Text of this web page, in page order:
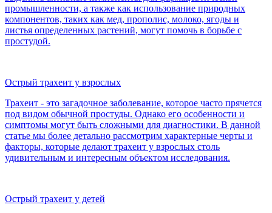
промышленности, а также как использование природных
компонентов, таких как мед, прополис, молоко, ягоды и
листья определенных растений, могут помочь в борьбе с
простудой.
Острый трахеит у взрослых
Трахеит - это загадочное заболевание, которое часто прячется
под видом обычной простуды. Однако его особенности и
симптомы могут быть сложными для диагностики. В данной
статье мы более детально рассмотрим характерные черты и
факторы, которые делают трахеит у взрослых столь
удивительным и интересным объектом исследования.
Острый трахеит у детей